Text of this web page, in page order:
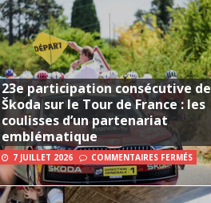
23e participation consécutive de
Škoda sur le Tour de France : les
coulisses d’un partenariat
emblématique
7 JUILLET 2026 COMMENTAIRES FERMÉS